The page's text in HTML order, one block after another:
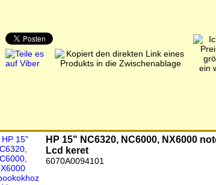
HP 15" NC6320, NC6000, NX6000
Lcd keret
6070A0094101